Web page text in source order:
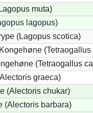
muta)
lagopus)
(Lagopus scotica)
(Tetraogallus
graeca)
(Alectoris chukar)
(Alectoris barbara)